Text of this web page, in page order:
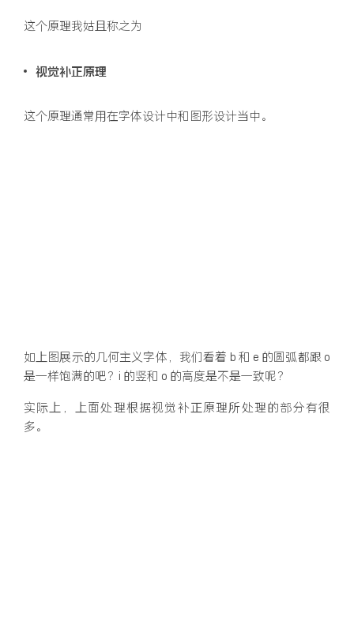
这个原理我姑且称之为
视觉补正原理
这个原理通常用在字体设计中和图形设计当中。
如上图展示的几何主义字体，我们看着 b 和 e 的圆弧都跟 o
是一样饱满的吧？i 的竖和 o 的高度是不是一致呢？
实际上，上面处理根据视觉补正原理所处理的部分有很
多。